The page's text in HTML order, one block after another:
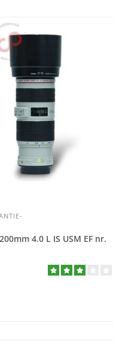
4.0 L IS USM EF nr.